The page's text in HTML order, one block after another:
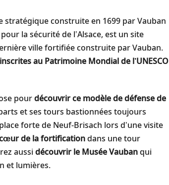
stratégique construite en 1699 par Vauban
la sécurité de l’Alsace, est un site
ville fortifiée construite par Vauban.
au Patrimoine Mondial de l’UNESCO
pourdécouvrir ce modèle de défense de
et ses tours bastionnées toujours
forte de Neuf-Brisach lors d’une visite
de la fortificationdans une tour
aussidécouvrir le Musée Vaubanqui
et lumières.